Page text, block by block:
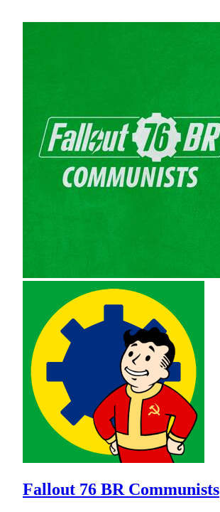
Fallout 76 BR Communists